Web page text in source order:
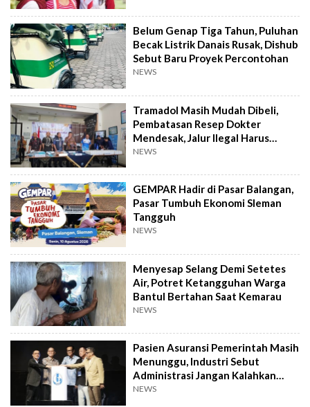
Belum Genap Tiga Tahun, Puluhan
Becak Listrik Danais Rusak, Dishub
Sebut Baru Proyek Percontohan
NEWS
Tramadol Masih Mudah Dibeli,
Pembatasan Resep Dokter
Mendesak, Jalur Ilegal Harus
Distop
NEWS
GEMPAR Hadir di Pasar Balangan,
Pasar Tumbuh Ekonomi Sleman
Tangguh
NEWS
Menyesap Selang Demi Setetes
Air, Potret Ketangguhan Warga
Bantul Bertahan Saat Kemarau
NEWS
Pasien Asuransi Pemerintah Masih
Menunggu, Industri Sebut
Administrasi Jangan Kalahkan
Kemanusiaan
NEWS